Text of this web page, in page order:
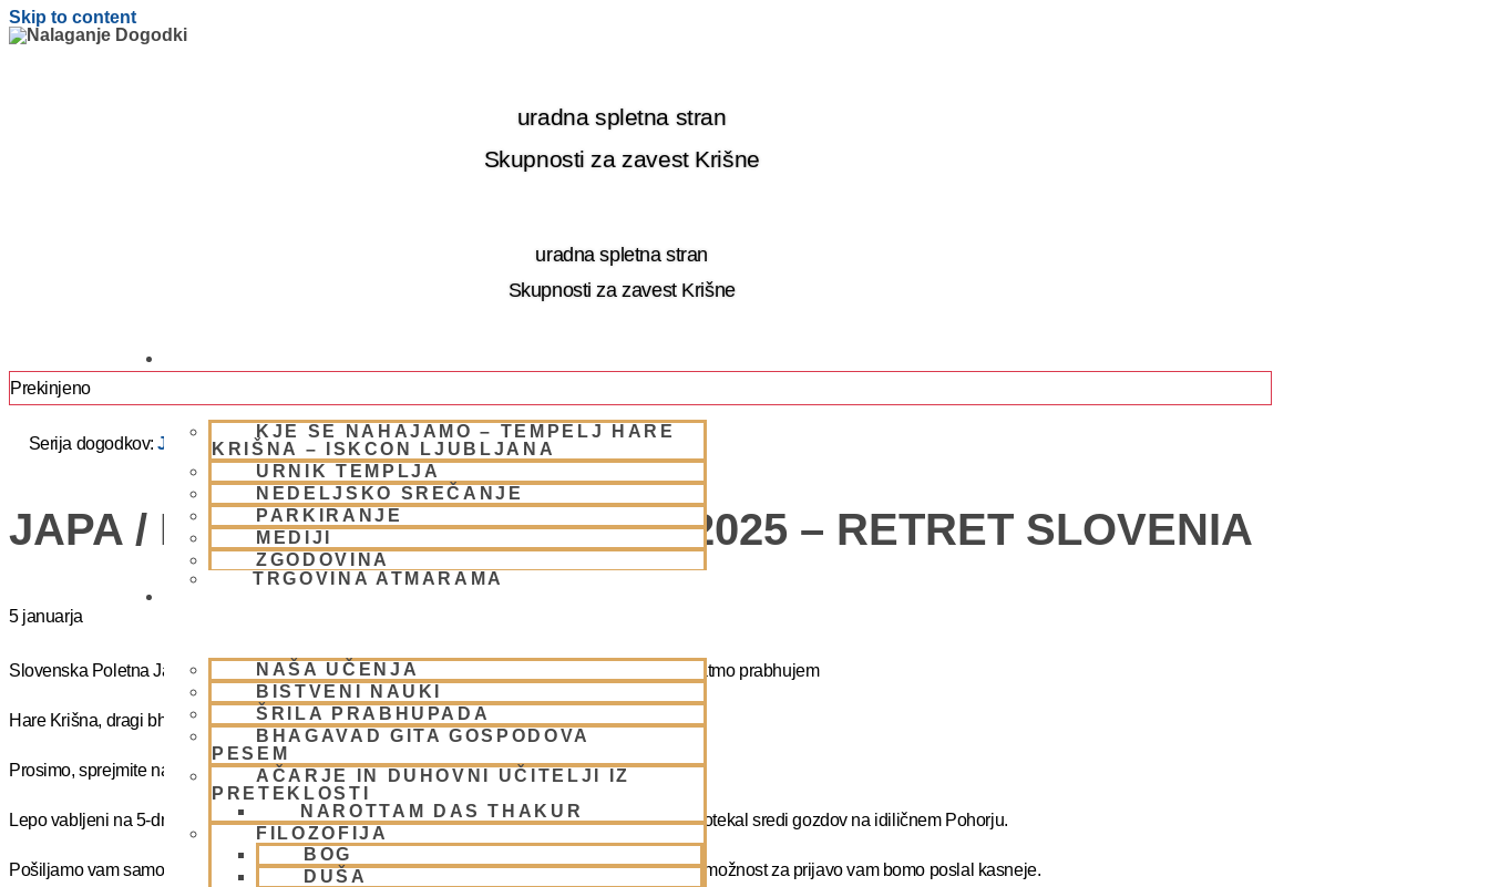
Skip to content
uradna spletna stran
Skupnosti za zavest Krišne
uradna spletna stran
Skupnosti za zavest Krišne
KJE SE NAHAJAMO – TEMPELJ HARE
KRIŠNA – ISKCON LJUBLJANA
URNIK TEMPLJA
NEDELJSKO SREČANJE
PARKIRANJE
MEDIJI
ZGODOVINA
TRGOVINA ATMARAMA
NAŠA UČENJA
BISTVENI NAUKI
ŠRILA PRABHUPADA
BHAGAVAD GITA GOSPODOVA
PESEM
AČARJE IN DUHOVNI UČITELJI IZ
PRETEKLOSTI
NAROTTAM DAS THAKUR
FILOZOFIJA
BOG
DUŠA
Prekinjeno
Serija dogodkov:JAPA / KIRTAN UMIK POHORJE 2025 – RETRET SLOVENIA
JAPA / KIRTAN UMIK POHORJE 2025 – RETRET SLOVENIA
5 januarja
Slovenska Poletna Jatra vas vabi na DUHOVNI UMIK 2025 – »Japa duhovni umik z NM Mahatmo prabhujem
Hare Krišna, dragi bhakte!
Prosimo, sprejmite naše ponižno spoštovanje! Vsa slava Šrila Prabhupadu!
Lepo vabljeni na 5-dnevno nepozabno transcendentalno izkušnjo na DUHOVNI UMIK, ki bo potekal sredi gozdov na idiličnem Pohorju.
Pošiljamo vam samo osnovno informacijo tako da si lahko rezervirate dopust. Več podatkov in možnost za prijavo vam bomo poslal kasneje.